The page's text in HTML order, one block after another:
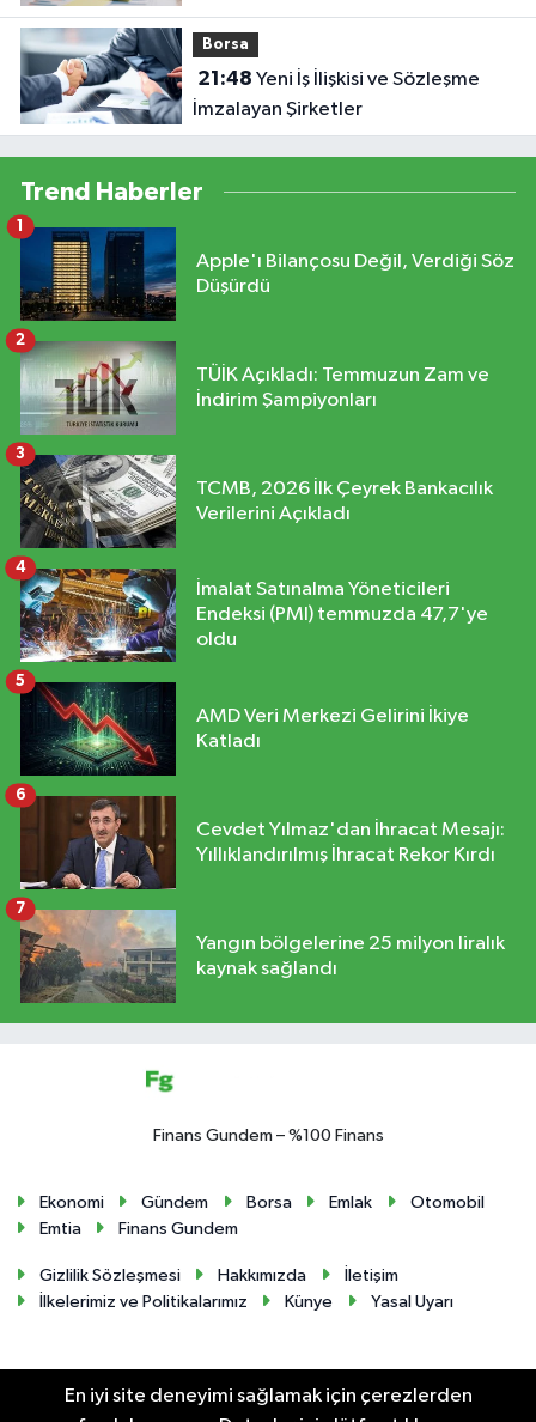
Borsa
21:48
İmzalayan Şirketler
Trend Haberler
Apple'ı Bilançosu Değil, Verdiği Söz
Düşürdü
1
TÜİK Açıkladı: Temmuzun Zam ve
İndirim Şampiyonları
2
TCMB, 2026 İlk Çeyrek Bankacılık
Verilerini Açıkladı
3
İmalat Satınalma Yöneticileri
Endeksi (PMI) temmuzda 47,7'ye
oldu
4
AMD Veri Merkezi Gelirini İkiye
Katladı
5
Cevdet Yılmaz'dan İhracat Mesajı:
Yıllıklandırılmış İhracat Rekor Kırdı
6
Yangın bölgelerine 25 milyon liralık
kaynak sağlandı
7
Finans Gundem – %100 Finans
Ekonomi Gündem Borsa Emlak
Otomobil
Emtia
Finans Gundem
Gizlilik Sözleşmesi Hakkımızda
İletişim
İlkelerimiz ve Politikalarımız
Künye Yasal Uyarı
RSS Copyright © 2024. Her hakkı saklıdır.
En iyi site deneyimi sağlamak için çerezlerden